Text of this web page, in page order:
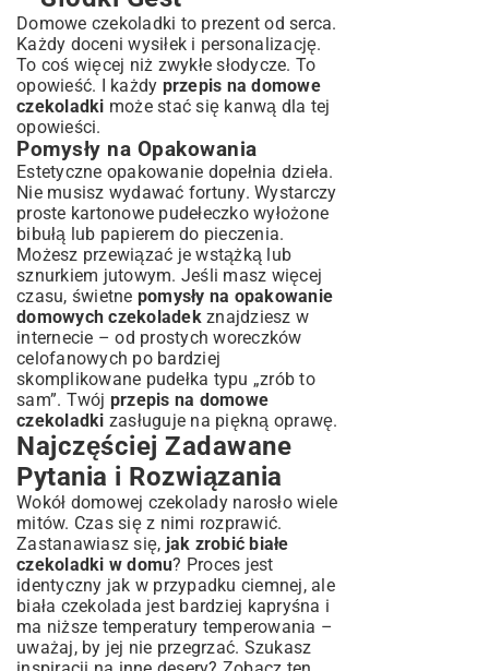
Domowe czekoladki to prezent od serca.
Każdy doceni wysiłek i personalizację.
To coś więcej niż zwykłe słodycze. To
opowieść. I każdy przepis na domowe
czekoladki może stać się kanwą dla tej
opowieści.
Pomysły na Opakowania
Estetyczne opakowanie dopełnia dzieła.
Nie musisz wydawać fortuny. Wystarczy
proste kartonowe pudełeczko wyłożone
bibułą lub papierem do pieczenia.
Możesz przewiązać je wstążką lub
sznurkiem jutowym. Jeśli masz więcej
czasu, świetne pomysły na opakowanie
domowych czekoladekznajdziesz w
internecie – od prostych woreczków
celofanowych po bardziej
skomplikowane pudełka typu „zrób to
sam”. Twój przepis na domowe
czekoladki zasługuje na piękną oprawę.
Najczęściej Zadawane
Pytania i Rozwiązania
Wokół domowej czekolady narosło wiele
mitów. Czas się z nimi rozprawić.
Zastanawiasz się, jak zrobić białe
czekoladki w domu? Proces jest
identyczny jak w przypadku ciemnej, ale
biała czekolada jest bardziej kapryśna i
ma niższe temperatury temperowania –
uważaj, by jej nie przegrzać. Szukasz